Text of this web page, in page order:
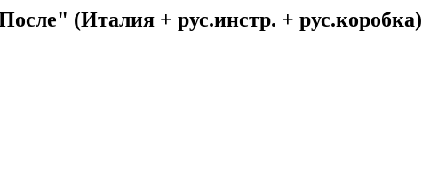
(Италия + рус.инстр. + рус.коробка)